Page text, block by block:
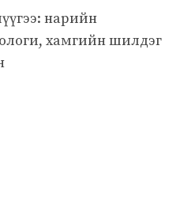
нарийн
хамгийн шилдэг